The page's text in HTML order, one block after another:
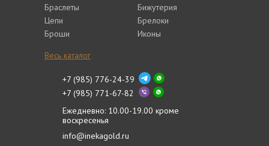
Браслеты
Цепи
Броши
Бижутерия
Брелоки
Иконы
Весь каталог
+7 (985) 776-24-39
+7 (985) 771-67-82
Ежедневно: 10.00-19.00 кроме
воскресенья
info@inekagold.ru